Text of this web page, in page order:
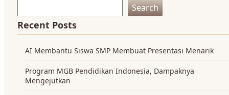
Search
Recent Posts
AI Membantu Siswa SMP Membuat Presentasi Menarik
Program MGB Pendidikan Indonesia, Dampaknya
Mengejutkan